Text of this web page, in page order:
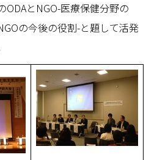
ODAとNGO-医療保健分野の
の今後の役割-と題して活発